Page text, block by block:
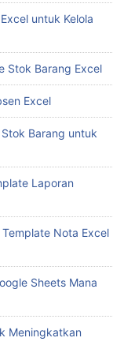
untuk Kelola
Stok Barang Excel
Excel
Barang untuk
Laporan
Nota Excel
Sheets Mana
Meningkatkan